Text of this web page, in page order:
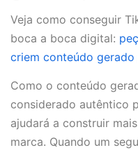
Veja como conseguir
boca a boca digital:
criem conteúdo gerado
Como o conteúdo
considerado autêntico
ajudará a construir
marca. Quando um